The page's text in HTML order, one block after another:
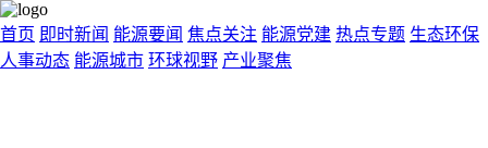
首页 即时新闻 能源要闻 焦点关注 能源党建 热点专题 生态环保
人事动态 能源城市 环球视野 产业聚焦